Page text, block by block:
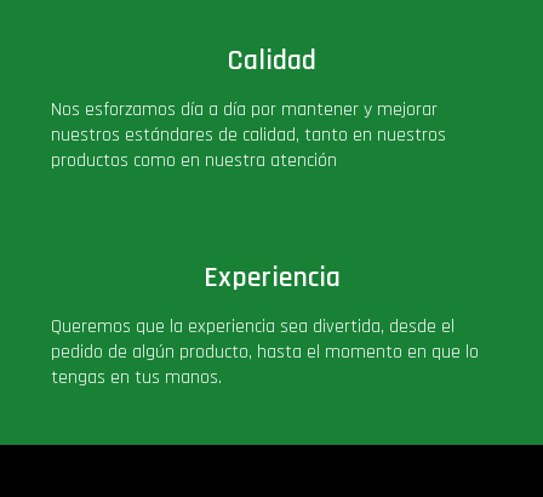
Calidad
Nos esforzamos día a día por mantener y mejorar
nuestros estándares de calidad, tanto en nuestros
productos como en nuestra atención
Experiencia
Queremos que la experiencia sea divertida, desde el
pedido de algún producto, hasta el momento en que lo
tengas en tus manos.